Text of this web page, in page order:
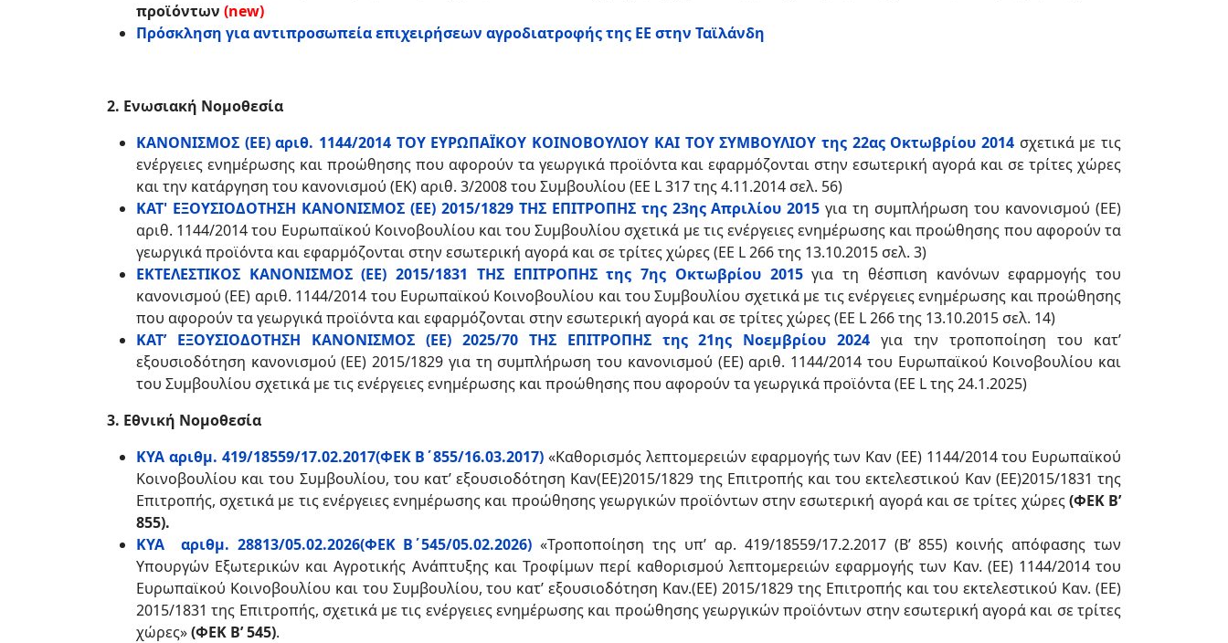
προϊόντων (new)
Πρόσκληση για αντιπροσωπεία επιχειρήσεων αγροδιατροφής της ΕΕ στην Ταϊλάνδη
2. Ενωσιακή Νομοθεσία
ΚΑΝΟΝΙΣΜΟΣ (EE) αριθ. 1144/2014 ΤΟΥ ΕΥΡΩΠΑΪΚΟΥ ΚΟΙΝΟΒΟΥΛΙΟΥ ΚΑΙ ΤΟΥ ΣΥΜΒΟΥΛΙΟΥ της 22ας Οκτωβρίου 2014σχετικά με τις
ενέργειες ενημέρωσης και προώθησης που αφορούν τα γεωργικά προϊόντα και εφαρμόζονται στην εσωτερική αγορά και σε τρίτες χώρες
και την κατάργηση του κανονισμού (ΕΚ) αριθ. 3/2008 του Συμβουλίου (ΕΕ L 317 της 4.11.2014 σελ. 56)
ΚΑΤ' ΕΞΟΥΣΙΟΔΟΤΗΣΗ ΚΑΝΟΝΙΣΜΟΣ (ΕΕ) 2015/1829 ΤΗΣ ΕΠΙΤΡΟΠΗΣ της 23ης Απριλίου 2015 για τη συμπλήρωση του κανονισμού (ΕΕ)
αριθ. 1144/2014 του Ευρωπαϊκού Κοινοβουλίου και του Συμβουλίου σχετικά με τις ενέργειες ενημέρωσης και προώθησης που αφορούν τα
γεωργικά προϊόντα και εφαρμόζονται στην εσωτερική αγορά και σε τρίτες χώρες (ΕΕ L 266 της 13.10.2015 σελ. 3)
ΕΚΤΕΛΕΣΤΙΚΟΣ ΚΑΝΟΝΙΣΜΟΣ (ΕΕ) 2015/1831 ΤΗΣ ΕΠΙΤΡΟΠΗΣ της 7ης Οκτωβρίου 2015για τη θέσπιση κανόνων εφαρμογής του
κανονισμού (ΕΕ) αριθ. 1144/2014 του Ευρωπαϊκού Κοινοβουλίου και του Συμβουλίου σχετικά με τις ενέργειες ενημέρωσης και προώθησης
που αφορούν τα γεωργικά προϊόντα και εφαρμόζονται στην εσωτερική αγορά και σε τρίτες χώρες (ΕΕ L 266 της 13.10.2015 σελ. 14)
ΚΑΤ’ ΕΞΟΥΣΙΟΔΟΤΗΣΗ ΚΑΝΟΝΙΣΜΟΣ (ΕΕ) 2025/70 ΤΗΣ ΕΠΙΤΡΟΠΗΣ της 21ης Νοεμβρίου 2024 για την τροποποίηση του κατ’
εξουσιοδότηση κανονισμού (ΕΕ) 2015/1829 για τη συμπλήρωση του κανονισμού (ΕΕ) αριθ. 1144/2014 του Ευρωπαϊκού Κοινοβουλίου και
του Συμβουλίου σχετικά με τις ενέργειες ενημέρωσης και προώθησης που αφορούν τα γεωργικά προϊόντα (EΕ L της 24.1.2025)
3. Εθνική Νομοθεσία
ΚΥΑ αριθμ. 419/18559/17.02.2017(ΦΕΚ Β΄855/16.03.2017) «Καθορισμός λεπτομερειών εφαρμογής των Καν (ΕΕ) 1144/2014 του Ευρωπαϊκού
Κοινοβουλίου και του Συμβουλίου, του κατ’ εξουσιοδότηση Καν(ΕΕ)2015/1829 της Επιτροπής και του εκτελεστικού Καν (ΕΕ)2015/1831 της
Επιτροπής, σχετικά με τις ενέργειες ενημέρωσης και προώθησης γεωργικών προϊόντων στην εσωτερική αγορά και σε τρίτες χώρες(ΦΕΚ Β’
855).
ΚΥΑ αριθμ. 28813/05.02.2026(ΦΕΚ Β΄545/05.02.2026) «Τροποποίηση της υπ’ αρ. 419/18559/17.2.2017 (Β’ 855) κοινής απόφασης των
Υπουργών Εξωτερικών και Αγροτικής Ανάπτυξης και Τροφίμων περί καθορισμού λεπτομερειών εφαρμογής των Καν. (ΕΕ) 1144/2014 του
Ευρωπαϊκού Κοινοβουλίου και του Συμβουλίου, του κατ’ εξουσιοδότηση Καν.(ΕΕ) 2015/1829 της Επιτροπής και του εκτελεστικού Καν. (ΕΕ)
2015/1831 της Επιτροπής, σχετικά με τις ενέργειες ενημέρωσης και προώθησης γεωργικών προϊόντων στην εσωτερική αγορά και σε τρίτες
χώρες»(ΦΕΚ Β’ 545).